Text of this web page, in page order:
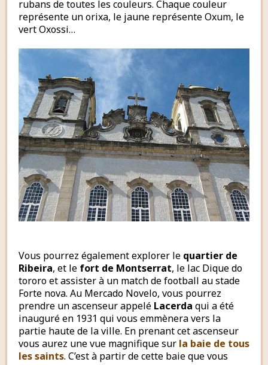
rubans de toutes les couleurs. Chaque couleur
représente un orixa, le jaune représente Oxum, le
vert Oxossi…
Vous pourrez également explorer le quartier de
Ribeira, et le fort de Montserrat, le lac Dique do
tororo et assister à un match de football au stade
Forte nova. Au Mercado Novelo, vous pourrez
prendre un ascenseur appelé Lacerda qui a été
inauguré en 1931 qui vous emmènera vers la
partie haute de la ville. En prenant cet ascenseur
vous aurez une vue magnifique sur la baie de tous
les saints. C’est à partir de cette baie que vous